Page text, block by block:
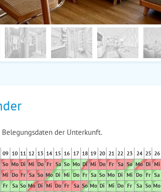
der Unterkunft.
09 10 11 12 13 14 15 16 17 18 19 20 21 22 23 24 25 26
So Mo Di Mi Do Fr Sa So Mo Di Mi Do Fr Sa So Mo Di Mi
Mi Do Fr Sa So Mo Di Mi Do Fr Sa So Mo Di Mi Do Fr Sa
Fr Sa So Mo Di Mi Do Fr Sa So Mo Di Mi Do Fr Sa So Mo